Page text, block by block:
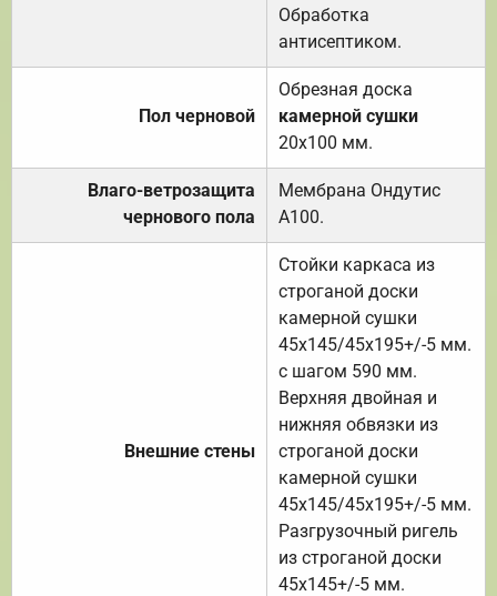
Обработка
антисептиком.
Пол черновой
Обрезная доска
камерной сушки
20х100 мм.
Влаго-ветрозащита
чернового пола
Мембрана Ондутис
А100.
Внешние стены
Стойки каркаса из
строганой доски
камерной сушки
45х145/45х195+/-5 мм.
с шагом 590 мм.
Верхняя двойная и
нижняя обвязки из
строганой доски
камерной сушки
45х145/45х195+/-5 мм.
Разгрузочный ригель
из строганой доски
45х145+/-5 мм.